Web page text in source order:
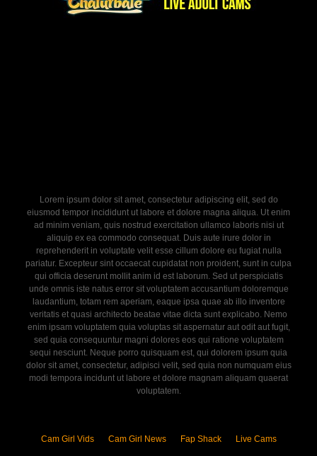
Lorem ipsum dolor sit amet, consectetur adipiscing elit, sed do
eiusmod tempor incididunt ut labore et dolore magna aliqua. Ut enim
ad minim veniam, quis nostrud exercitation ullamco laboris nisi ut
aliquip ex ea commodo consequat. Duis aute irure dolor in
reprehenderit in voluptate velit esse cillum dolore eu fugiat nulla
pariatur. Excepteur sint occaecat cupidatat non proident, sunt in culpa
qui officia deserunt mollit anim id est laborum. Sed ut perspiciatis
unde omnis iste natus error sit voluptatem accusantium doloremque
laudantium, totam rem aperiam, eaque ipsa quae ab illo inventore
veritatis et quasi architecto beatae vitae dicta sunt explicabo. Nemo
enim ipsam voluptatem quia voluptas sit aspernatur aut odit aut fugit,
sed quia consequuntur magni dolores eos qui ratione voluptatem
sequi nesciunt. Neque porro quisquam est, qui dolorem ipsum quia
dolor sit amet, consectetur, adipisci velit, sed quia non numquam eius
modi tempora incidunt ut labore et dolore magnam aliquam quaerat
voluptatem.
Cam Girl Vids Cam Girl News Fap Shack Live Cams